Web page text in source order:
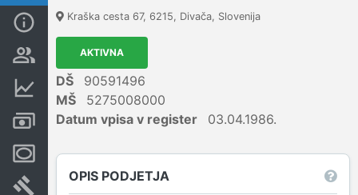
Osnovni podatki
Odgovorne osebe in lastništvo
Finančni podatki
Računi in blokade
Zastavne pravice
Sodni postopki
Kraška cesta 67, 6215, Divača, Slovenija
AKTIVNA
DŠ
90591496
MŠ
5275008000
Datum vpisa v register
03.04.1986.
OPIS PODJETJA